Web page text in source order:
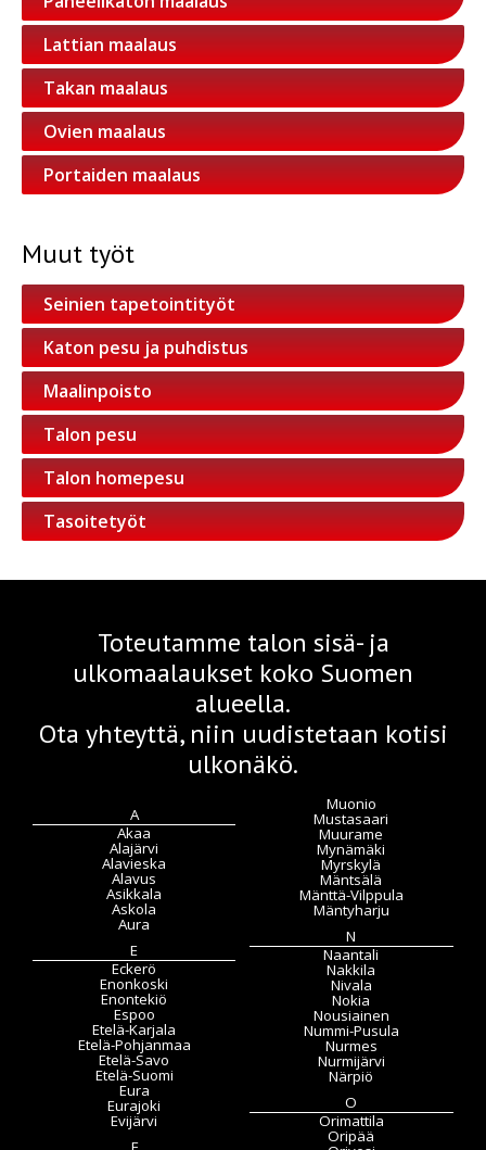
Lattian maalaus
Takan maalaus
Ovien maalaus
Portaiden maalaus
Muut työt
Seinien tapetointityöt
Katon pesu ja puhdistus
Maalinpoisto
Talon pesu
Talon homepesu
Tasoitetyöt
Toteutamme talon sisä- ja
ulkomaalaukset koko Suomen
alueella.
Ota yhteyttä, niin uudistetaan kotisi
ulkonäkö.
A
Akaa
Alajärvi
Alavieska
Alavus
Asikkala
Askola
Aura
E
Eckerö
Enonkoski
Enontekiö
Espoo
Etelä-Karjala
Etelä-Pohjanmaa
Etelä-Savo
Etelä-Suomi
Eura
Eurajoki
Evijärvi
Muonio
Mustasaari
Muurame
Mynämäki
Myrskylä
Mäntsälä
Mänttä-Vilppula
Mäntyharju
N
Naantali
Nakkila
Nivala
Nokia
Nousiainen
Nummi-Pusula
Nurmes
Nurmijärvi
Närpiö
O
Orimattila
Oripää